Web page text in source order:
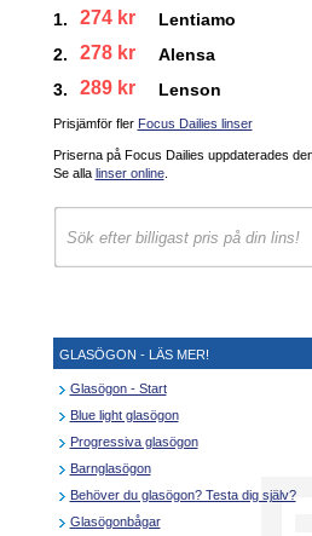
1. 274 kr Lentiamo
2. 278 kr Alensa
3. 289 kr Lenson
Prisjämför fler Focus Dailies linser
Priserna på Focus Dailies uppdaterades
Se alla linser online.
GLASÖGON - LÄS MER!
Glasögon - Start
Blue light glasögon
Progressiva glasögon
Barnglasögon
Behöver du glasögon? Testa dig själv?
Glasögonbågar